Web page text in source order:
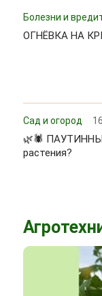
Болезни и
ОГНЁВКА НА
Сад и огород
🌿🕷
растения?